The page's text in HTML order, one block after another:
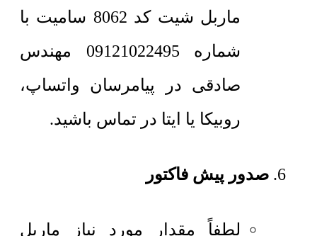
ماربل شیت کد 8062 سامیت با
شماره 09121022495 مهندس
صادقی در پیامرسان واتساپ،
روبیکا یا ایتا در تماس باشید.
صدور پیش فاکتور
لطفاً مقدار مورد نیاز ماربل